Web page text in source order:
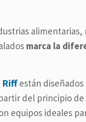
marca la
Riff están
del principio
equipos ideales